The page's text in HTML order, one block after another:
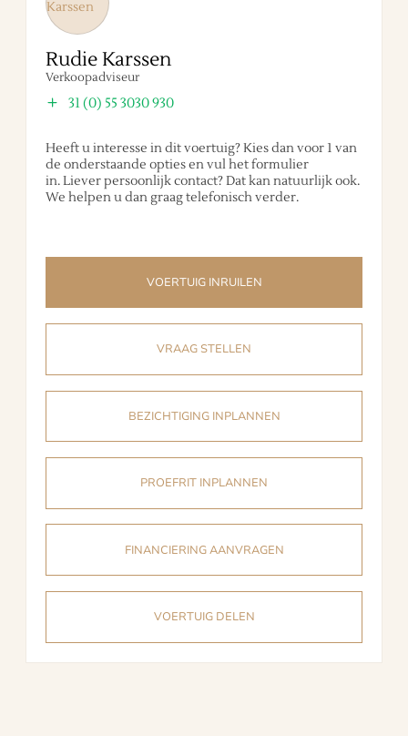
Rudie Karssen
Verkoopadviseur
31 (0) 55 3030 930
Heeft u interesse in dit voertuig? Kies dan voor 1 van
de onderstaande opties en vul het formulier
in. Liever persoonlijk contact? Dat kan natuurlijk ook.
We helpen u dan graag telefonisch verder.
VOERTUIG INRUILEN
VRAAG STELLEN
BEZICHTIGING INPLANNEN
PROEFRIT INPLANNEN
FINANCIERING AANVRAGEN
VOERTUIG DELEN